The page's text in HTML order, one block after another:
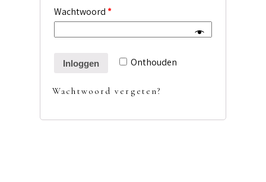
Wachtwoord *
Onthouden
Inloggen
Wachtwoord vergeten?